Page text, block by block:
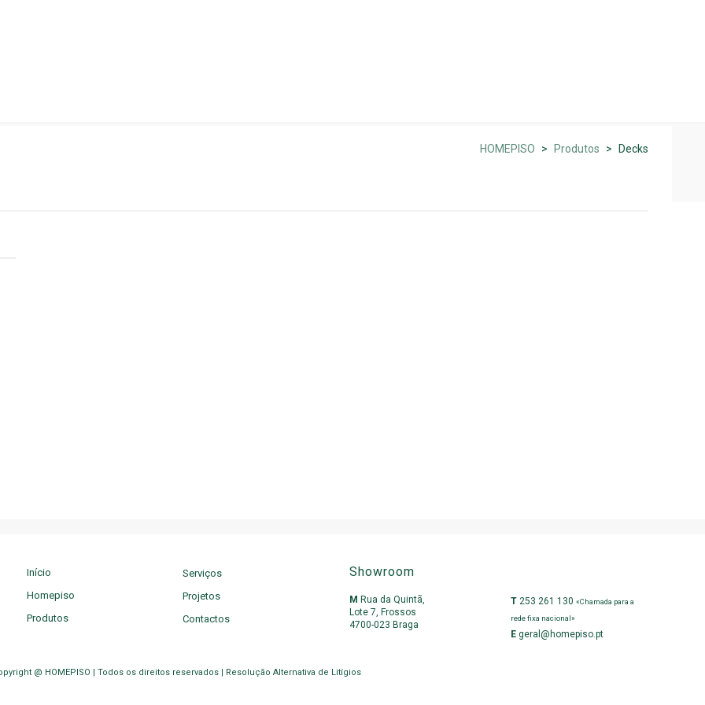
HOMEPISO > Produtos > Decks
Início
Homepiso
Produtos
Serviços
Projetos
Contactos
Showroom
M Rua da Quintã,
Lote 7, Frossos
4700-023 Braga
T 253 261 130 «Chamada para a
rede fixa nacional»
E geral@homepiso.pt
@ HOMEPISO | Todos os direitos reservados | Resolução Alternativa de Litígios